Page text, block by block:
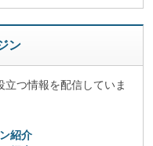
ン
つ情報を配信していま
紹介